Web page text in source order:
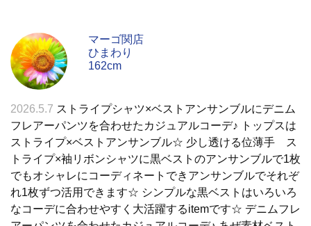
マーゴ関店
ひまわり
162cm
2026.5.7 ストライプシャツ×ベストアンサンブルにデニム
フレアーパンツを合わせたカジュアルコーデ♪ トップスは
ストライプ×ベストアンサンブル☆ 少し透ける位薄手 ス
トライプ×袖リボンシャツに黒ベストのアンサンブルで1枚
でもオシャレにコーディネートできアンサンブルでそれぞ
れ1枚ずつ活用できます☆ シンプルな黒ベストはいろいろ
なコーデに合わせやすく大活躍するitemです☆ デニムフレ